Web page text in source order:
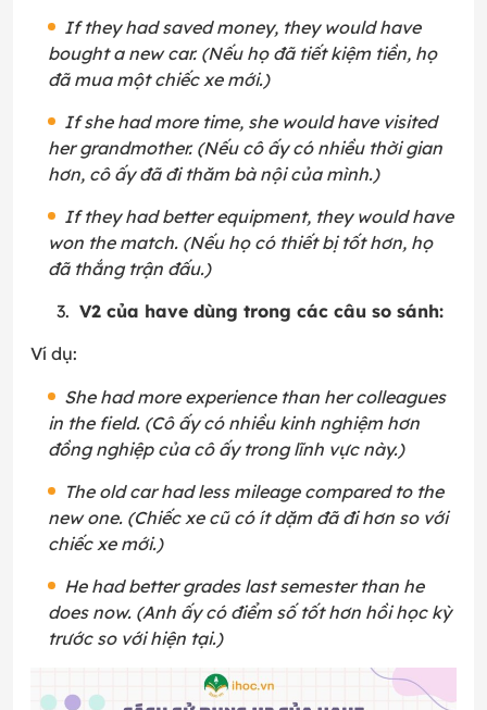
If they had saved money, they would have
bought a new car. (Nếu họ đã tiết kiệm tiền, họ
đã mua một chiếc xe mới.)
If she had more time, she would have visited
her grandmother. (Nếu cô ấy có nhiều thời gian
hơn, cô ấy đã đi thăm bà nội của mình.)
If they had better equipment, they would have
won the match. (Nếu họ có thiết bị tốt hơn, họ
đã thắng trận đấu.)
V2 của have dùng trong các câu so sánh:
Ví dụ:
She had more experience than her colleagues
in the field. (Cô ấy có nhiều kinh nghiệm hơn
đồng nghiệp của cô ấy trong lĩnh vực này.)
The old car had less mileage compared to the
new one. (Chiếc xe cũ có ít dặm đã đi hơn so với
chiếc xe mới.)
He had better grades last semester than he
does now. (Anh ấy có điểm số tốt hơn hồi học kỳ
trước so với hiện tại.)